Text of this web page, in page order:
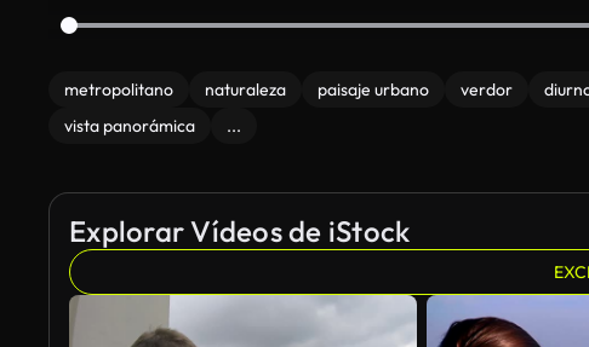
metropolitano naturaleza paisaje urbano verdor
vista panorámica
...
Explorar Vídeos de iStock